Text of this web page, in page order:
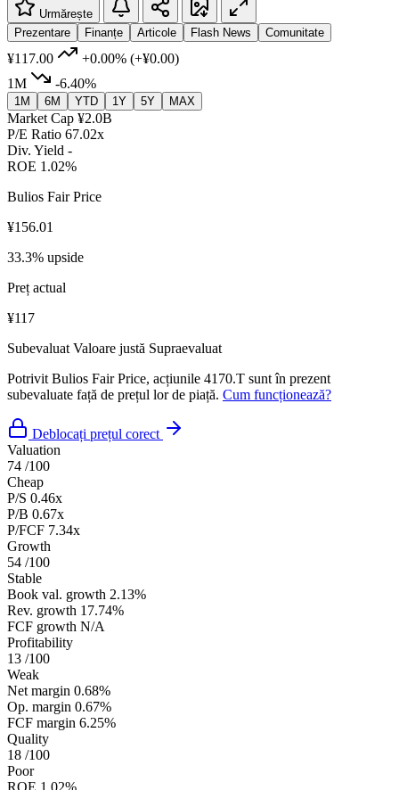
Urmărește
Prezentare
Finanțe Articole Flash News Comunitate
¥117.00 +0.00% (+¥0.00)
1M
-6.40%
1M 6M YTD 1Y 5Y MAX
Market Cap ¥2.0B
P/E Ratio 67.02x
Div. Yield -
ROE 1.02%
Bulios Fair Price
¥156.01
33.3% upside
Preț actual
¥117
Subevaluat Valoare justă Supraevaluat
Potrivit Bulios Fair Price, acțiunile 4170.T sunt în prezent
subevaluate față de prețul lor de piață. Cum funcționează?
Deblocați prețul corect
Valuation
74 /100
Cheap
P/S 0.46x
P/B 0.67x
P/FCF 7.34x
Growth
54 /100
Stable
Book val. growth 2.13%
Rev. growth 17.74%
FCF growth N/A
Profitability
13 /100
Weak
Net margin 0.68%
Op. margin 0.67%
FCF margin 6.25%
Quality
18 /100
Poor
ROE 1.02%